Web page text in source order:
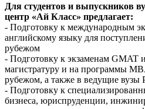
Для студентов и выпускников
центр «Ай Класс» предлагает:
- Подготовку к международным
английскому языку для
рубежом
- Подготовку к экзаменам GMAT
магистратуру и на программы
рубежом, а также в ведущие вузы
- Подготовку к
бизнеса, юриспруденции,